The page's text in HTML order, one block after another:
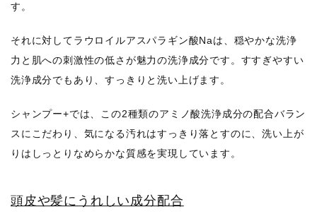
す。
それに対してラウロイルアスパラギン酸Naは、穏やかな洗浄
力と肌への刺激性の低さが魅力の洗浄成分です。すすぎやすい
洗浄成分でもあり、すっきりと洗い上げます。
シャンプー+では、この2種類のアミノ酸洗浄成分の配合バラン
スにこだわり、気になる汚れはすっきり落とすのに、洗い上が
りはしっとりなめらかな質感を実現しています。
頭皮や髪にうれしい成分配合